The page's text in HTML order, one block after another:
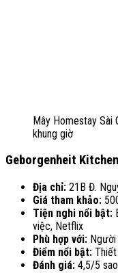
Mây Homestay Sài
khung giờ
Geborgenheit
Địa chỉ: 21B Đ.
Giá tham khảo:
Tiện nghi nổi bật:
việc, Netflix
Phù hợp với:
Điểm nổi bật:
Đánh giá: 4,5/5